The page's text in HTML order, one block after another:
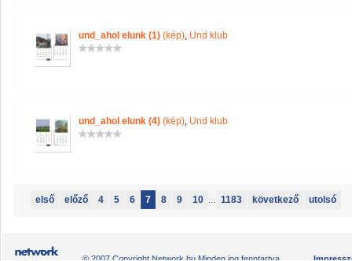
und_ahol elunk (1) (kép), Und klub
und_ahol elunk (4) (kép), Und klub
első előző 4 5 6 7 8 9 10 ... 1183 következő utolsó
© 2007 Copyright Network.hu Minden jog fenntartva.